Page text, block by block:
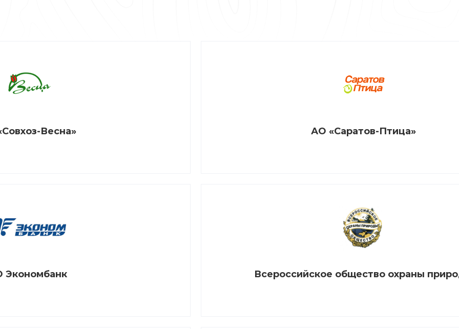
Весна» АО «Саратов-Птица»
Экономбанк Всероссийское общество охраны